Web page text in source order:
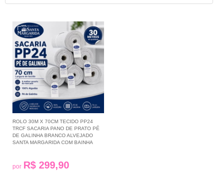
ROLO 30M X 70CM TECIDO PP24
TRCF SACARIA PANO DE PRATO PÉ
DE GALINHA BRANCO ALVEJADO
SANTA MARGARIDA COM BAINHA
por R$ 299,90